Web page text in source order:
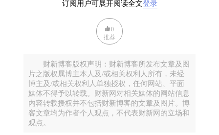
岁的天才，他去了。
全世界都在悼念，这是真的。
而《时间简史》，无疑是一个重要的原因。
尽管，我依旧不懂量子力学。
可是，我们知道，从大爆炸到黑洞，也许是时间的过
订阅用户可展开阅读全文登录
0
推荐
财新博客版权声明：财新博客所发布文章及图
片之版权属博主本人及/或相关权利人所有，未经
博主及/或相关权利人单独授权，任何网站、平面
媒体不得予以转载。财新网对相关媒体的网站信息
内容转载授权并不包括财新博客的文章及图片。博
客文章均为作者个人观点，不代表财新网的立场和
观点。